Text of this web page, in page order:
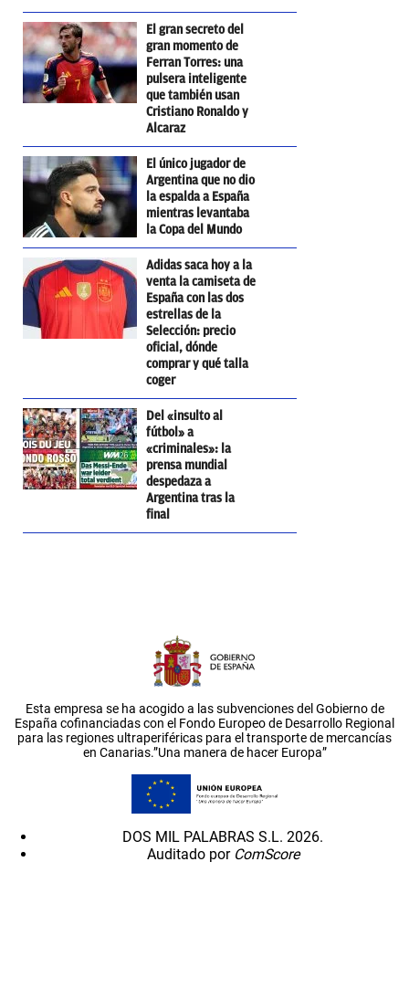
El gran secreto del
gran momento de
Ferran Torres: una
pulsera inteligente
que también usan
Cristiano Ronaldo y
Alcaraz
El único jugador de
Argentina que no dio
la espalda a España
mientras levantaba
la Copa del Mundo
Adidas saca hoy a la
venta la camiseta de
España con las dos
estrellas de la
Selección: precio
oficial, dónde
comprar y qué talla
coger
Del «insulto al
fútbol» a
«criminales»: la
prensa mundial
despedaza a
Argentina tras la
final
Esta empresa se ha acogido a las subvenciones del Gobierno de
España cofinanciadas con el Fondo Europeo de Desarrollo Regional
para las regiones ultraperiféricas para el transporte de mercancías
en Canarias.”Una manera de hacer Europa”
DOS MIL PALABRAS S.L. 2026.
Auditado por ComScore